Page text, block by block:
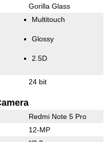
Gorilla Glass
Multitouch
Glossy
2.5D
24 bit
Redmi Note 5 Pro
12-MP